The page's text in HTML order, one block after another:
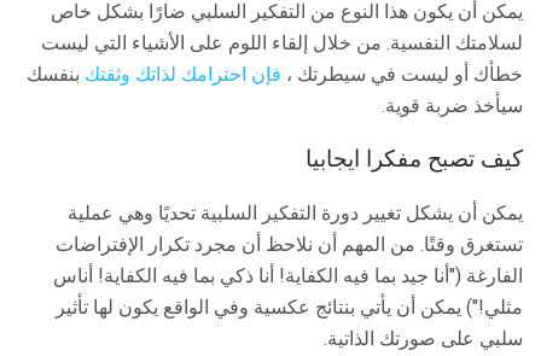
يمكن أن يكون هذا النوع من التفكير السلبي ضارًا بشكل خاص
لسلامتك النفسية. من خلال إلقاء اللوم على الأشياء التي ليست
خطأك أو ليست في سيطرتك ، فإن احترامك لذاتك وثقتك بنفسك
سيأخذ ضربة قوية.
كيف تصبح مفكرا ايجابيا
يمكن أن يشكل تغيير دورة التفكير السلبية تحديًا وهي عملية
تستغرق وقتًا. من المهم أن نلاحظ أن مجرد تكرار الإفتراضات
الفارغة ("أنا جيد بما فيه الكفاية! أنا ذكي بما فيه الكفاية! أناس
مثلي!") يمكن أن يأتي بنتائج عكسية وفي الواقع يكون لها تأثير
سلبي على صورتك الذاتية.